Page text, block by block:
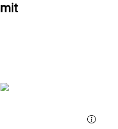
einfach mit der Butylseite
des Anschlusses